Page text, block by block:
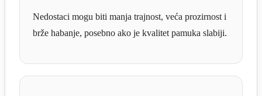
Nedostaci mogu biti manja trajnost, veća prozirnost i
brže habanje, posebno ako je kvalitet pamuka slabiji.